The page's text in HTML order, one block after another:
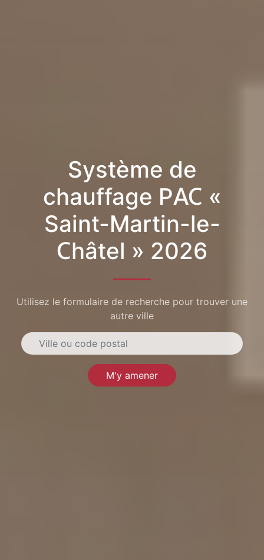
Système de
chauffage PAC «
Saint-Martin-le-
Châtel » 2026
Utilisez le formulaire de recherche pour trouver une
autre ville
M'y amener